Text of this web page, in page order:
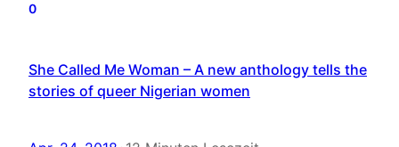
0
She Called Me Woman – A new anthology tells the
stories of queer Nigerian women